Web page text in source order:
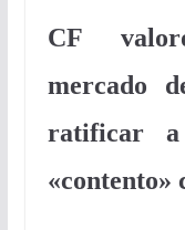
CF
mercado
ratificar
«contento»